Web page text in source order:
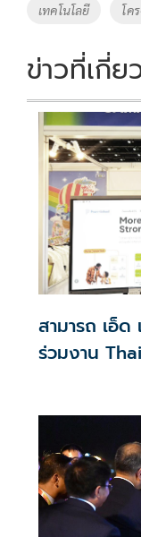
k
เทคโนโลยี โค
ข่าวที่เกี่ย
สามารถ เอ็
ร่วมงาน